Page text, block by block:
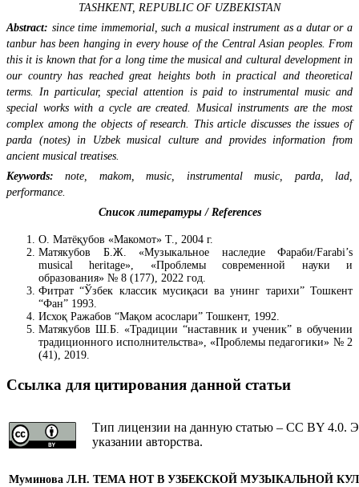
TASHKENT, REPUBLIC OF UZBEKISTAN
Abstract: since time immemorial, such a musical instrument as a dutar or a
tanbur has been hanging in every house of the Central Asian peoples. From
this it is known that for a long time the musical and cultural development in
our country has reached great heights both in practical and theoretical
terms. In particular, special attention is paid to instrumental music and
special works with a cycle are created. Musical instruments are the most
complex among the objects of research. This article discusses the issues of
parda (notes) in Uzbek musical culture and provides information from
ancient musical treatises.
Keywords: note, makom, music, instrumental music, parda, lad,
performance.
Список литературы / References
О. Матёқубов «Макомот» Т., 2004 г.
Матякубов Б.Ж. «Музыкальное наследие Фараби/Farabi’s
musical heritage», «Проблемы современной науки и
образования» № 8 (177), 2022 год.
Фитрат “Ўзбек классик мусиқаси ва унинг тарихи” Тошкент
“Фан” 1993.
Исхоқ Ражабов “Мақом асослари” Тошкент, 1992.
Матякубов Ш.Б. «Традиции “наставник и ученик” в обучении
традиционного исполнительства», «Проблемы педагогики» № 2
(41), 2019.
Ссылка для цитирования данной статьи
Тип лицензии на данную статью – CC BY 4.0.
указании авторства.
Муминова Л.Н. ТЕМА НОТ В УЗБЕКСКОЙ МУЗЫКАЛЬНОЙ